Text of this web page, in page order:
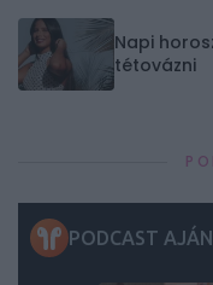
Napi
tétovázni